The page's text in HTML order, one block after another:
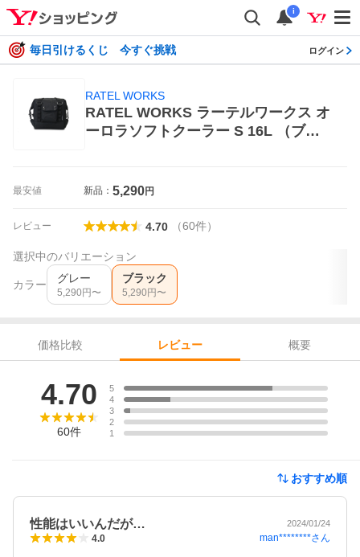
i
毎日引けるくじ 今すぐ挑戦 ログイン
RATEL WORKS
RATEL WORKS ラーテルワークス オ
ーロラソフトクーラー S 16L （ブラ
最安値 新品： 5,290円
レビュー 4.70 （60件）
選択中のバリエーション
カラー グレー
5,290 円〜
ブラック
5,290 円〜
価格比較 レビュー
概要
4.70
60件
5
4
3
2
1
おすすめ順
性能はいいんだが… 2024/01/24
4.0 man********さん